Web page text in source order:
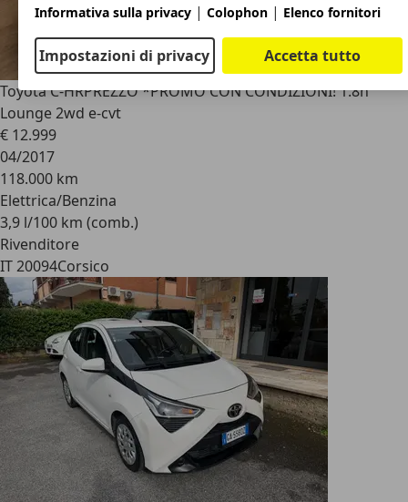
Toyota C-HRPREZZO *PROMO CON CONDIZIONI! 1.8h
Lounge 2wd e-cvt
€ 12.999
04/2017
118.000 km
Elettrica/Benzina
3,9 l/100 km (comb.)
Rivenditore
IT 20094Corsico
Informativa sulla privacy | Colophon | Elenco fornitori
Impostazioni di privacy Accetta tutto